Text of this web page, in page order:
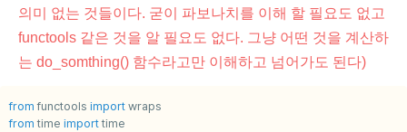
의미 없는 것들이다. 굳이 파보나치를 이해 할 필요도 없고
functools 같은 것을 알 필요도 없다. 그냥 어떤 것을 계산하
는 do_somthing() 함수라고만 이해하고 넘어가도 된다)
from functools import wraps
from time import time